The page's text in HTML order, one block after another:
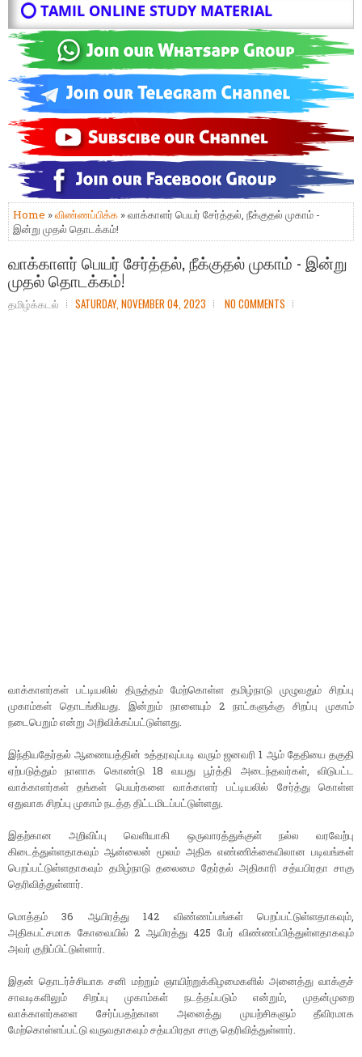
⭕ TAMIL ONLINE STUDY MATERIAL
Home »விண்ணப்பிக்க » வாக்காளர் பெயர் சேர்த்தல், நீக்குதல் முகாம் -
இன்று முதல் தொடக்கம்!
வாக்காளர் பெயர் சேர்த்தல், நீக்குதல் முகாம் - இன்று
முதல் தொடக்கம்!
தமிழ்க்கடல் SATURDAY, NOVEMBER 04, 2023 NO COMMENTS
வாக்காளர்கள் பட்டியலில் திருத்தம் மேற்கொள்ள தமிழ்நாடு முழுவதும் சிறப்பு
முகாம்கள் தொடங்கியது. இன்றும் நாளையும் 2 நாட்களுக்கு சிறப்பு முகாம்
நடைபெறும் என்று அறிவிக்கப்பட்டுள்ளது.
இந்தியதேர்தல் ஆணையத்தின் உத்தரவுப்படி வரும் ஜனவரி 1 ஆம் தேதியை தகுதி
ஏற்படுத்தும் நாளாக கொண்டு 18 வயது பூர்த்தி அடைந்தவர்கள், விடுபட்ட
வாக்காளர்கள் தங்கள் பெயர்களை வாக்காளர் பட்டியலில் சேர்த்து கொள்ள
ஏதுவாக சிறப்பு முகாம் நடத்த திட்டமிடப்பட்டுள்ளது.
இதற்கான அறிவிப்பு வெளியாகி ஒருவாரத்துக்குள் நல்ல வரவேற்பு
கிடைத்துள்ளதாகவும் ஆன்லைன் மூலம் அதிக எண்ணிக்கையிலான படிவங்கள்
பெறப்பட்டுள்ளதாகவும் தமிழ்நாடு தலைமை தேர்தல் அதிகாரி சத்யபிரதா சாகு
தெரிவித்துள்ளார்.
மொத்தம் 36 ஆயிரத்து 142 விண்ணப்பங்கள் பெறப்பட்டுள்ளதாகவும்,
அதிகபட்சமாக கோவையில் 2 ஆயிரத்து 425 பேர் விண்ணப்பித்துள்ளதாகவும்
அவர் குறிப்பிட்டுள்ளார்.
இதன் தொடர்ச்சியாக சனி மற்றும் ஞாயிற்றுக்கிழமைகளில் அனைத்து வாக்குச்
சாவடிகளிலும் சிறப்பு முகாம்கள் நடத்தப்படும் என்றும், முதன்முறை
வாக்காளர்களை சேர்ப்பதற்கான அனைத்து முயற்சிகளும் தீவிரமாக
மேற்கொள்ளப்பட்டு வருவதாகவும் சத்யபிரதா சாகு தெரிவித்துள்ளார்.